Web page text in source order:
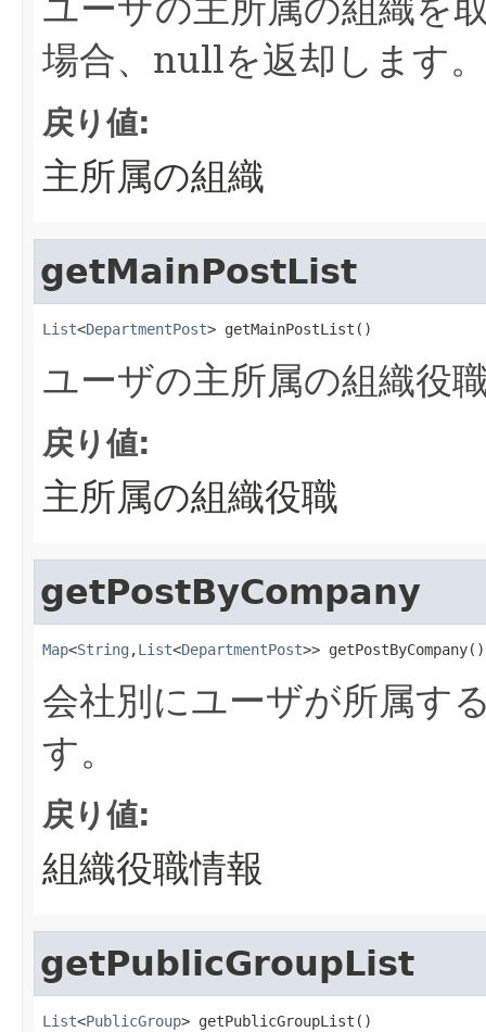
場合、nullを返却します。
戻り値:
主所属の組織
getMainPostList
List<DepartmentPost> getMainPostList()
ユーザの主所属の組織役
戻り値:
主所属の組織役職
getPostByCompany
Map<String ,List<DepartmentPost>> getPostByCompany()
会社別にユーザが所属す
す。
戻り値:
組織役職情報
getPublicGroupList
List<PublicGroup> getPublicGroupList()